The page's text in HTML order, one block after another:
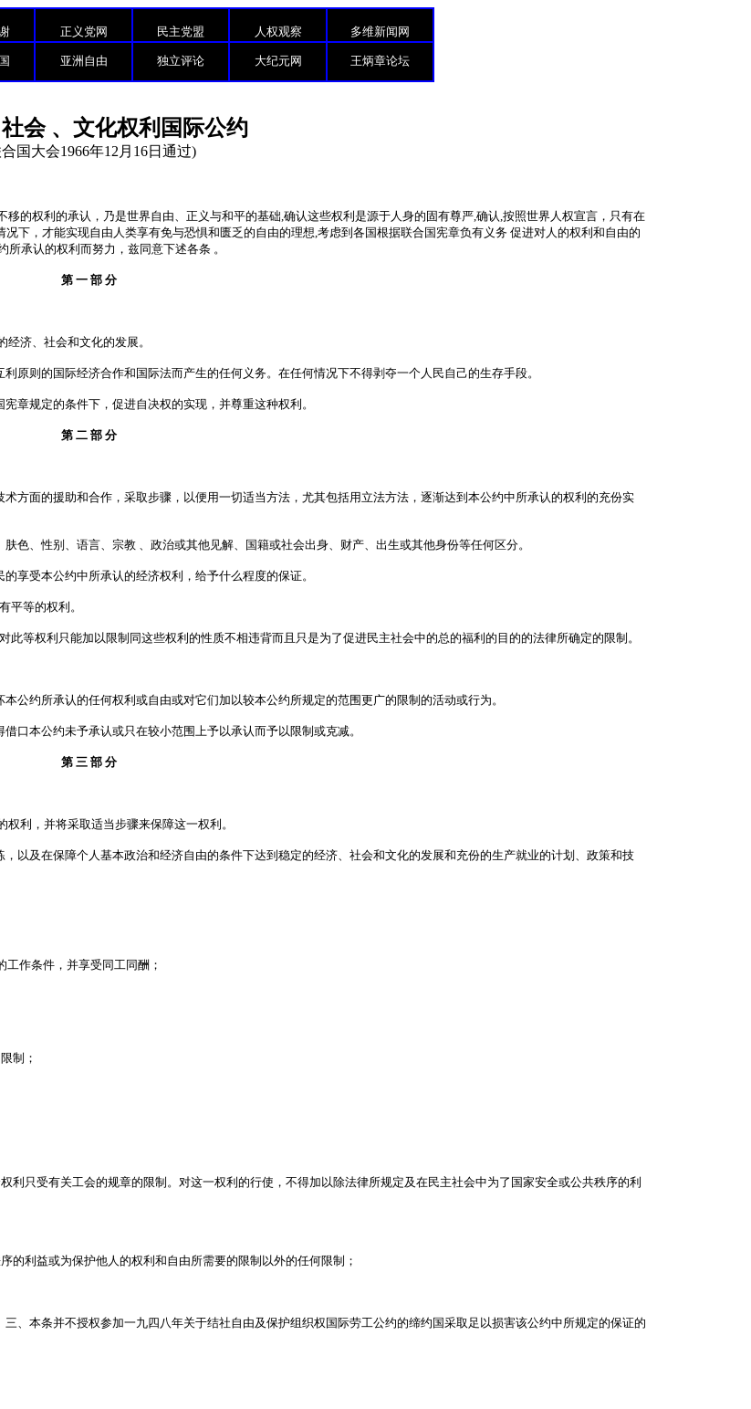
正义党网 民主党盟 人权观察 多维新闻网
亚洲自由 独立评论 大纪元网 王炳章论坛
会 、文化权利国际公约
国大会1966年12月16日通过)
的权利的承认，乃是世界自由、正义与和平的基础,确认这些权利是源于人身的固有尊严,确认,按照世界人权宣言，只有在
下，才能实现自由人类享有免与恐惧和匮乏的自由的理想,考虑到各国根据联合国宪章负有义务 促进对人的权利和自由的
承认的权利而努力，兹同意下述各条 。
第 一 部 分
济、社会和文化的发展。
则的国际经济合作和国际法而产生的任何义务。在任何情况下不得剥夺一个人民自己的生存手段。
章规定的条件下，促进自决权的实现，并尊重这种权利。
第 二 部 分
方面的援助和合作，采取步骤，以便用一切适当方法，尤其包括用立法方法，逐渐达到本公约中所承认的权利的充份实
、性别、语言、宗教 、政治或其他见解、国籍或社会出身、财产、出生或其他身份等任何区分。
享受本公约中所承认的经济权利，给予什么程度的保证。
平等的权利。
等权利只能加以限制同这些权利的性质不相违背而且只是为了促进民主社会中的总的福利的目的的法律所确定的限制。
约所承认的任何权利或自由或对它们加以较本公约所规定的范围更广的限制的活动或行为。
口本公约未予承认或只在较小范围上予以承认而予以限制或克减。
第 三 部 分
利，并将采取适当步骤来保障这一权利。
以及在保障个人基本政治和经济自由的条件下达到稳定的经济、社会和文化的发展和充份的生产就业的计划、政策和技
作条件，并享受同工同酬；
制；
只受有关工会的规章的限制。对这一权利的行使，不得加以除法律所规定及在民主社会中为了国家安全或公共秩序的利
利益或为保护他人的权利和自由所需要的限制以外的任何限制；
、本条并不授权参加一九四八年关于结社自由及保护组织权国际劳工公约的缔约国采取足以损害该公约中所规定的保证的